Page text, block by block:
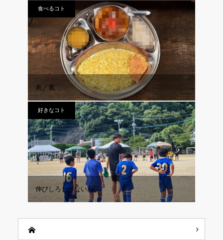
食べるコト
表／裏
好きなコト
伸びしろしかないわ